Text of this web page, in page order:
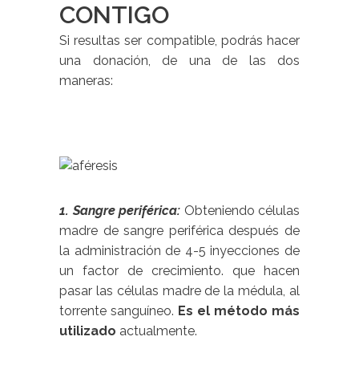
CONTIGO
Si resultas ser compatible, podrás hacer
una donación, de una de las dos
maneras:
1. Sangre periférica: Obteniendo células
madre de sangre periférica después de
la administración de 4-5 inyecciones de
un factor de crecimiento. que hacen
pasar las células madre de la médula, al
torrente sanguíneo. Es el método más
utilizado actualmente.